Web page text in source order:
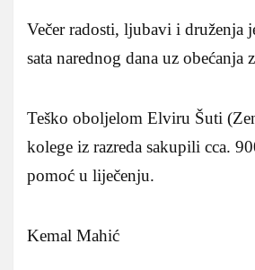
Večer radosti, ljubavi i druženja
sata narednog dana uz obećanja
Teško oboljelom Elviru Šuti
kolege iz razreda sakupili cca.
pomoć u liječenju.
Kemal Mahić